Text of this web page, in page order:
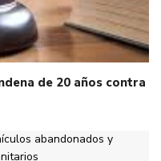
de 20 años contra